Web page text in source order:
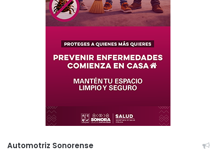
Automotriz Sonorense